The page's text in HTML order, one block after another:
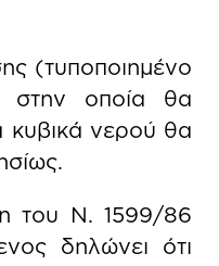
(τυποποιημένο
οποία θα
κυβικά νερού θα
του Ν. 1599/86
δηλώνει ότι